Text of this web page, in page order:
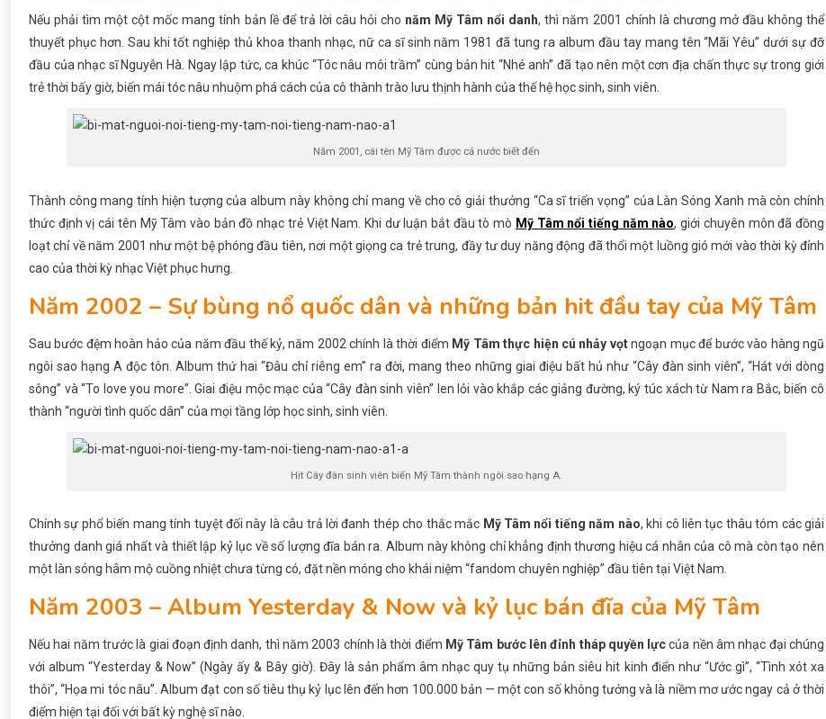
Nếu phải tìm một cột mốc mang tính bản lề để trả lời câu hỏi cho năm Mỹ Tâm nổi danh, thì năm 2001 chính là chương mở đầu không thể
thuyết phục hơn. Sau khi tốt nghiệp thủ khoa thanh nhạc, nữ ca sĩ sinh năm 1981 đã tung ra album đầu tay mang tên “Mãi Yêu” dưới sự đỡ
đầu của nhạc sĩ Nguyễn Hà. Ngay lập tức, ca khúc “Tóc nâu môi trầm” cùng bản hit “Nhé anh” đã tạo nên một cơn địa chấn thực sự trong giới
trẻ thời bấy giờ, biến mái tóc nâu nhuộm phá cách của cô thành trào lưu thịnh hành của thế hệ học sinh, sinh viên.
Năm 2001, cái tên Mỹ Tâm được cả nước biết đến
Thành công mang tính hiện tượng của album này không chỉ mang về cho cô giải thưởng “Ca sĩ triển vọng” của Làn Sóng Xanh mà còn chính
thức định vị cái tên Mỹ Tâm vào bản đồ nhạc trẻ Việt Nam. Khi dư luận bắt đầu tò mò Mỹ Tâm nổi tiếng năm nào, giới chuyên môn đã đồng
loạt chỉ về năm 2001 như một bệ phóng đầu tiên, nơi một giọng ca trẻ trung, đầy tư duy năng động đã thổi một luồng gió mới vào thời kỳ đỉnh
cao của thời kỳ nhạc Việt phục hưng.
Năm 2002 – Sự bùng nổ quốc dân và những bản hit đầu tay của Mỹ Tâm
Sau bước đệm hoàn hảo của năm đầu thế kỷ, năm 2002 chính là thời điểm Mỹ Tâm thực hiện cú nhảy vọtngoạn mục để bước vào hàng ngũ
ngôi sao hạng A độc tôn. Album thứ hai “Đâu chỉ riêng em” ra đời, mang theo những giai điệu bất hủ như “Cây đàn sinh viên”, “Hát với dòng
sông” và “To love you more”. Giai điệu mộc mạc của “Cây đàn sinh viên” len lỏi vào khắp các giảng đường, ký túc xách từ Nam ra Bắc, biến cô
thành “người tình quốc dân” của mọi tầng lớp học sinh, sinh viên.
Hit Cây đàn sinh viên biến Mỹ Tâm thành ngôi sao hạng A.
Chính sự phổ biến mang tính tuyệt đối này là câu trả lời đanh thép cho thắc mắc Mỹ Tâm nổi tiếng năm nào, khi cô liên tục thâu tóm các giải
thưởng danh giá nhất và thiết lập kỷ lục về số lượng đĩa bán ra. Album này không chỉ khẳng định thương hiệu cá nhân của cô mà còn tạo nên
một làn sóng hâm mộ cuồng nhiệt chưa từng có, đặt nền móng cho khái niệm “fandom chuyên nghiệp” đầu tiên tại Việt Nam.
Năm 2003 – Album Yesterday & Now và kỷ lục bán đĩa của Mỹ Tâm
Nếu hai năm trước là giai đoạn định danh, thì năm 2003 chính là thời điểm Mỹ Tâm bước lên đỉnh tháp quyền lựccủa nền âm nhạc đại chúng
với album “Yesterday & Now” (Ngày ấy & Bây giờ). Đây là sản phẩm âm nhạc quy tụ những bản siêu hit kinh điển như “Ước gì”, “Tình xót xa
thôi”, “Họa mi tóc nâu”. Album đạt con số tiêu thụ kỷ lục lên đến hơn 100.000 bản — một con số không tưởng và là niềm mơ ước ngay cả ở thời
điểm hiện tại đối với bất kỳ nghệ sĩ nào.